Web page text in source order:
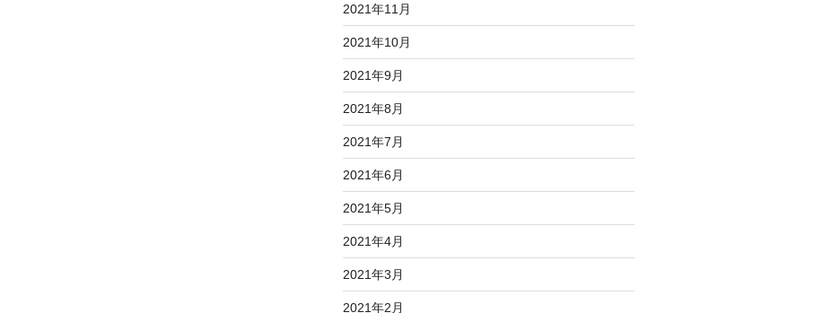
2021年11月
2021年10月
2021年9月
2021年8月
2021年7月
2021年6月
2021年5月
2021年4月
2021年3月
2021年2月